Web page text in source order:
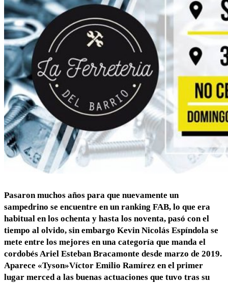
Pasaron muchos años para que nuevamente un
sampedrino se encuentre en un ranking FAB, lo que era
habitual en los ochenta y hasta los noventa, pasó con el
tiempo al olvido, sin embargo Kevin Nicolás Espíndola se
mete entre los mejores en una categoría que manda el
cordobés Ariel Esteban Bracamonte desde marzo de 2019.
Aparece «Tyson»Víctor Emilio Ramírez en el primer
lugar merced a las buenas actuaciones que tuvo tras su